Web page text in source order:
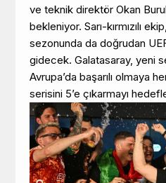
ve teknik direktör Okan
bekleniyor. Sarı-kırmızılı
sezonunda da doğrudan
gidecek. Galatasaray, yeni
Avrupa’da başarılı olmaya
serisini 5’e çıkarmayı